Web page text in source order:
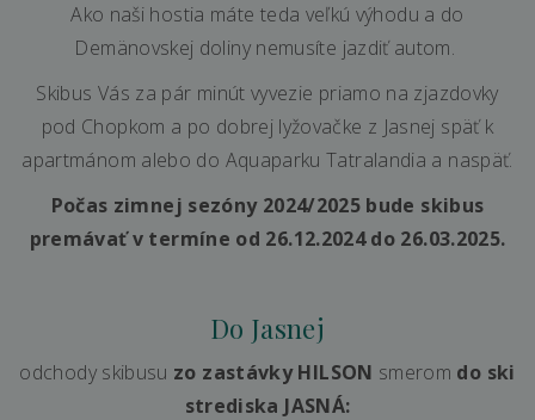
Ako naši hostia máte teda veľkú výhodu a do
Demänovskej doliny nemusíte jazdiť autom.
Skibus Vás za pár minút vyvezie priamo na zjazdovky
pod Chopkom a po dobrej lyžovačke z Jasnej späť k
apartmánom alebo do Aquaparku Tatralandia a naspäť.
Počas zimnej sezóny 2024/2025 bude skibus
premávať v termíne od 26.12.2024 do 26.03.2025.
Do Jasnej
odchody skibusu zo zastávky HILSON smerom do ski
strediska JASNÁ: